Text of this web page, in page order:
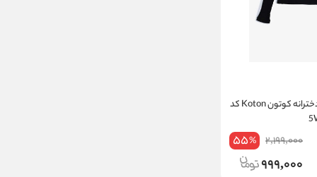
بلوز آستین بلند دخترانه کوتون Koton کد
2,199,000
55%
999,000